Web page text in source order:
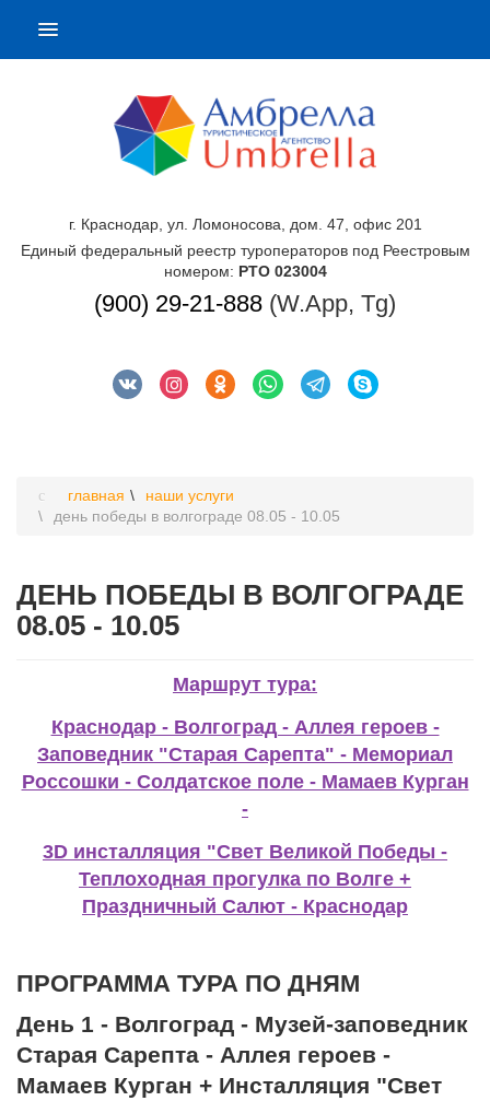
г. Краснодар, ул. Ломоносова, дом. 47, офис 201
Единый федеральный реестр туроператоров под Реестровым
номером: РТО 023004
(900) 29-21-888 (W.App, Tg)
главная
наши услуги
день победы в волгограде 08.05 - 10.05
ДЕНЬ ПОБЕДЫ В ВОЛГОГРАДЕ
08.05 - 10.05
Маршрут тура:
Краснодар - Волгоград - Аллея героев -
Заповедник "Старая Сарепта" - Мемориал
Россошки - Солдатское поле - Мамаев Курган
-
3D инсталляция "Свет Великой Победы -
Теплоходная прогулка по Волге +
Праздничный Салют - Краснодар
ПРОГРАММА ТУРА ПО ДНЯМ
День 1 - Волгоград - Музей-заповедник
Старая Сарепта - Аллея героев -
Мамаев Курган + Инсталляция "Свет